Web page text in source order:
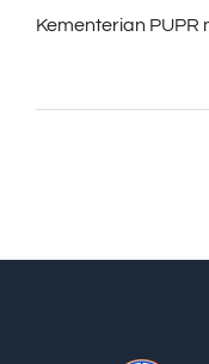
Kementerian PUPR